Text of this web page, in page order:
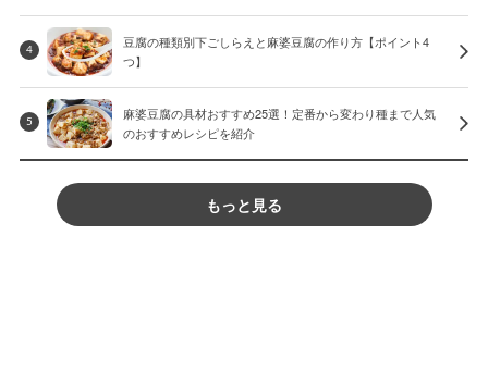
4
豆腐の種類別下ごしらえと麻婆豆腐の作り方【ポイント4
つ】
5
麻婆豆腐の具材おすすめ25選！定番から変わり種まで人気
のおすすめレシピを紹介
もっと見る